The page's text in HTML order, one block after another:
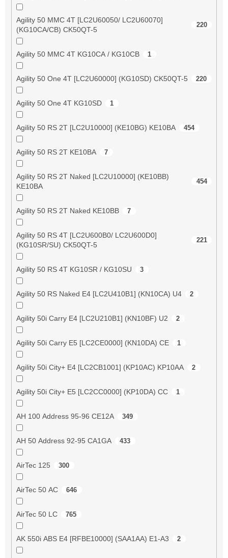
Agility 50 MMC 4T [LC2U60050/ LC2U60070]
(KG10CA/CB) CK50QT-5
220
Agility 50 MMC 4T KG10CA / KG10CB 1
Agility 50 One 4T [LC2U60000] (KG10SD) CK50QT-5 220
Agility 50 One 4T KG10SD 1
Agility 50 RS 2T [LC2U10000] (KE10BG) KE10BA 454
Agility 50 RS 2T KE10BA 7
Agility 50 RS 2T Naked [LC2U10000] (KE10BB)
KE10BA
454
Agility 50 RS 2T Naked KE10BB 7
Agility 50 RS 4T [LC2U600B0/ LC2U600D0]
(KG10SR/SU) CK50QT-5
221
Agility 50 RS 4T KG10SR / KG10SU 3
Agility 50 RS Naked E4 [LC2U410B1] (KN10CA) U4 2
Agility 50i Carry E4 [LC2U210B1] (KN10BF) U2 2
Agility 50i Carry E5 [LC2CE0000] (KN10DA) CE 1
Agility 50i City+ E4 [LC2CB1001] (KP10AC) KP10AA 2
Agility 50i City+ E5 [LC2CC0000] (KP10DA) CC 1
AH 100 Address 95-96 CE12A 349
AH 50 Address 92-95 CA1GA 433
AirTec 125 300
AirTec 50 AC 646
AirTec 50 LC 765
AK 550i ABS E4 [RFBE10000] (SAA1AA) E1-A3 2